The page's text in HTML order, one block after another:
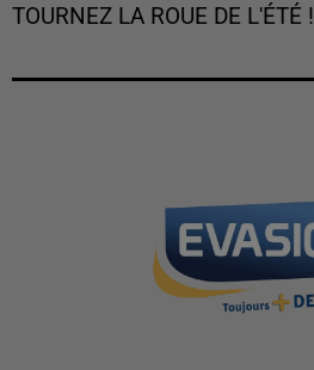
TOURNEZ LA ROUE DE L'ÉTÉ !